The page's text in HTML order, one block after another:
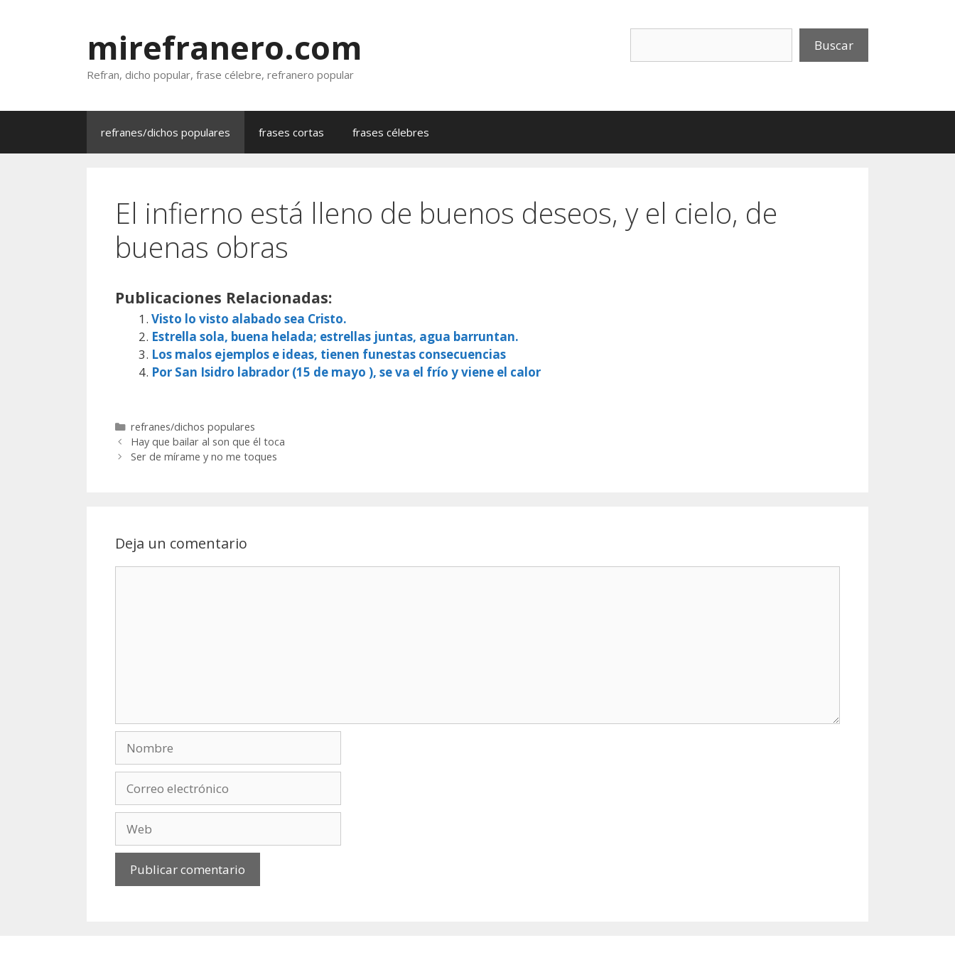
Buscar
mirefranero.com
Refran, dicho popular, frase célebre, refranero popular
refranes/dichos populares frases cortas frases célebres
El infierno está lleno de buenos deseos, y el cielo, de
buenas obras
Publicaciones Relacionadas:
Visto lo visto alabado sea Cristo.
Estrella sola, buena helada; estrellas juntas, agua barruntan.
Los malos ejemplos e ideas, tienen funestas consecuencias
Por San Isidro labrador (15 de mayo ), se va el frío y viene el calor
Categorías
refranes/dichos populares
Hay que bailar al son que él toca
Ser de mírame y no me toques
Deja un comentario
electrónico